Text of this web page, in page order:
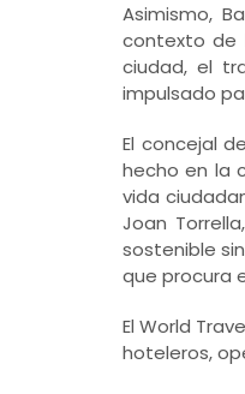
Asimismo,
contexto de
ciudad, el
impulsado
El concejal
hecho en la
vida
Joan
sostenible
que procura
El World
hoteleros,